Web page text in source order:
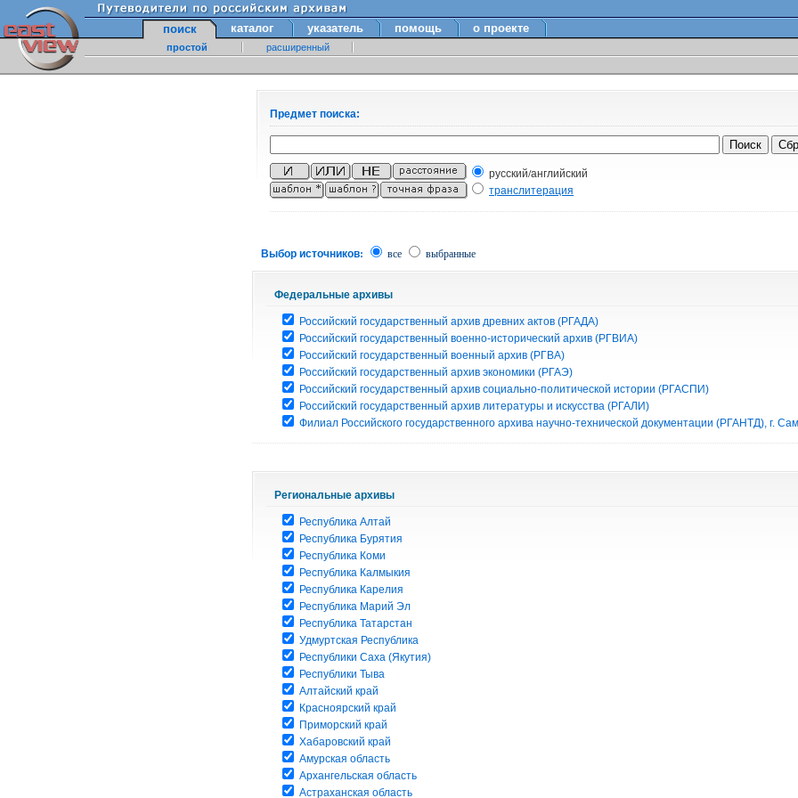
поиск каталог указатель помощь о проекте
простой расширенный
Предмет поиска:
русский/английский
транслитерация
Выбор источников: все выбранные
Федеральные архивы
Российский государственный архив древних актов (РГАДА)
Российский государственный военно-исторический архив (РГВИА)
Российский государственный военный архив (РГВА)
Российский государственный архив экономики (РГАЭ)
Российский государственный архив социально-политической истории (РГАСПИ)
Российский государственный архив литературы и искусства (РГАЛИ)
Филиал Российского государственного архива научно-технической документации (РГАНТД), г.
Региональные архивы
Республика Алтай
Республика Бурятия
Республика Коми
Республика Калмыкия
Республика Карелия
Республика Марий Эл
Республика Татарстан
Удмуртская Республика
Республики Саха (Якутия)
Республики Тыва
Алтайский край
Красноярский край
Приморский край
Хабаровский край
Амурская область
Архангельская область
Астраханская область